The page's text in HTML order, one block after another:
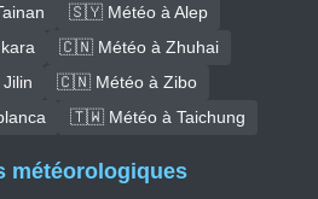
🇸🇾 Météo à Alep
🇨🇳 Météo à Zhuhai
🇨🇳 Météo à Zibo
🇹🇼 Météo à Taichung
météorologiques